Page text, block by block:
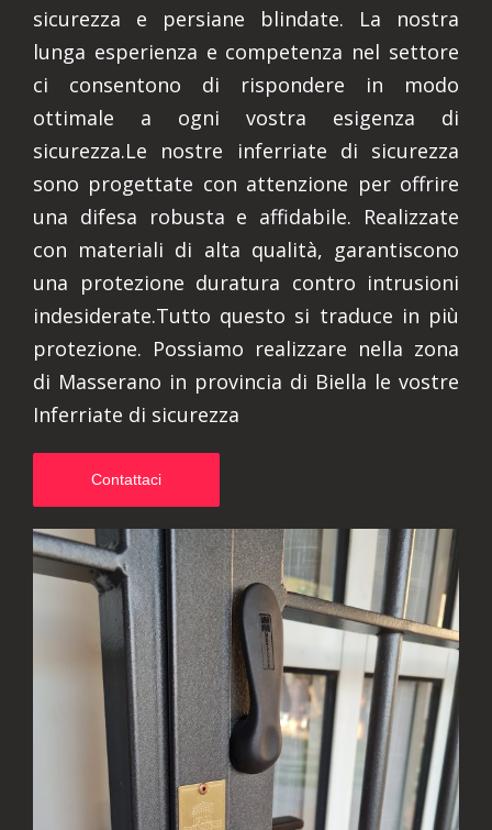
sicurezza e persiane blindate. La nostra
lunga esperienza e competenza nel settore
ci consentono di rispondere in modo
ottimale a ogni vostra esigenza di
sicurezza.Le nostre inferriate di sicurezza
sono progettate con attenzione per offrire
una difesa robusta e affidabile. Realizzate
con materiali di alta qualità, garantiscono
una protezione duratura contro intrusioni
indesiderate.Tutto questo si traduce in più
protezione. Possiamo realizzare nella zona
di Masserano in provincia di Biella le vostre
Inferriate di sicurezza
Contattaci